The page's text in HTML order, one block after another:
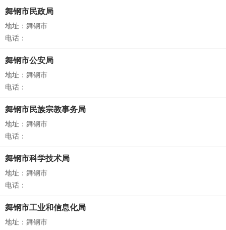
舞钢市民政局
地址：舞钢市
电话：
舞钢市公安局
地址：舞钢市
电话：
舞钢市民族宗教事务局
地址：舞钢市
电话：
舞钢市科学技术局
地址：舞钢市
电话：
舞钢市工业和信息化局
地址：舞钢市